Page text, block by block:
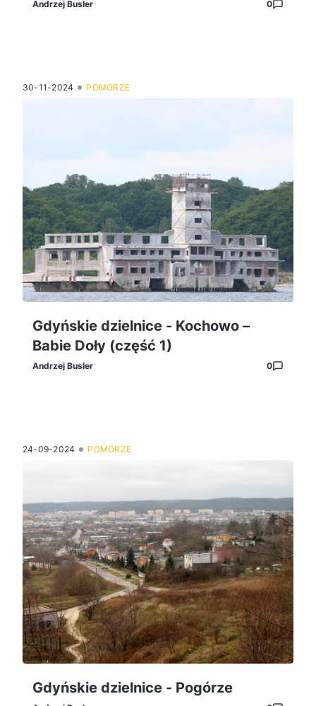
Andrzej Busler 0
30-11-2024 POMORZE
Gdyńskie dzielnice - Kochowo –
Babie Doły (część 1)
Andrzej Busler 0
24-09-2024 POMORZE
Gdyńskie dzielnice - Pogórze